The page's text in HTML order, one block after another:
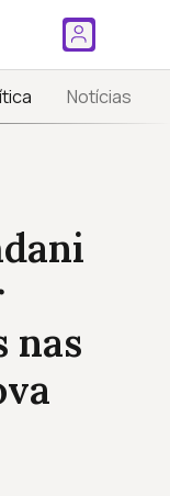
Notícias
nas